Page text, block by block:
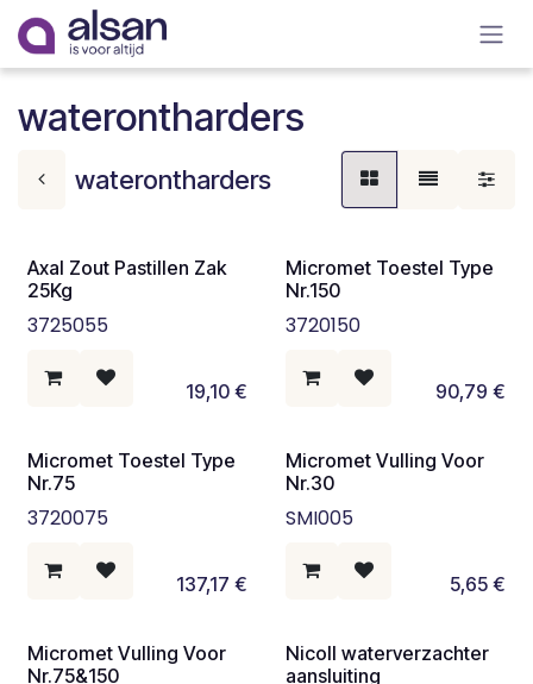
Overslaan naar inhoud
waterontharders
waterontharders
Axal Zout Pastillen Zak
25Kg
3725055
19,10€
Micromet Toestel Type
Nr.150
3720150
90,79 €
Micromet Toestel Type
Nr.75
3720075
137,17 €
Micromet Vulling Voor
Nr.30
SMI005
5,65€
Micromet Vulling Voor
Nr.75&150
Nicoll waterverzachter
aansluiting